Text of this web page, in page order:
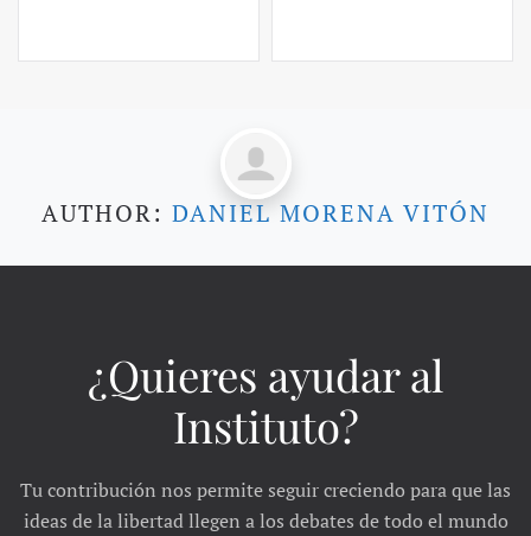
AUTHOR: DANIEL MORENA VITÓN
¿Quieres ayudar al
Instituto?
Tu contribución nos permite seguir creciendo para que las
ideas de la libertad llegen a los debates de todo el mundo